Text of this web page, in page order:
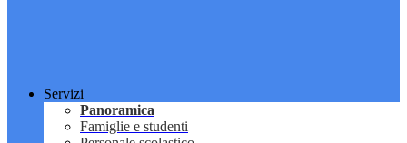
Servizi
Panoramica
Famiglie e studenti